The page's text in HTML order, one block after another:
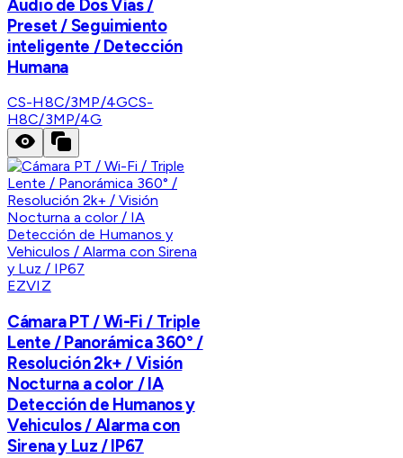
Audio de Dos Vías /
Preset / Seguimiento
inteligente / Detección
Humana
CS-H8C/3MP/4GCS-
H8C/3MP/4G
EZVIZ
Cámara PT / Wi-Fi / Triple
Lente / Panorámica 360° /
Resolución 2k+ / Visión
Nocturna a color / IA
Detección de Humanos y
Vehiculos / Alarma con
Sirena y Luz / IP67